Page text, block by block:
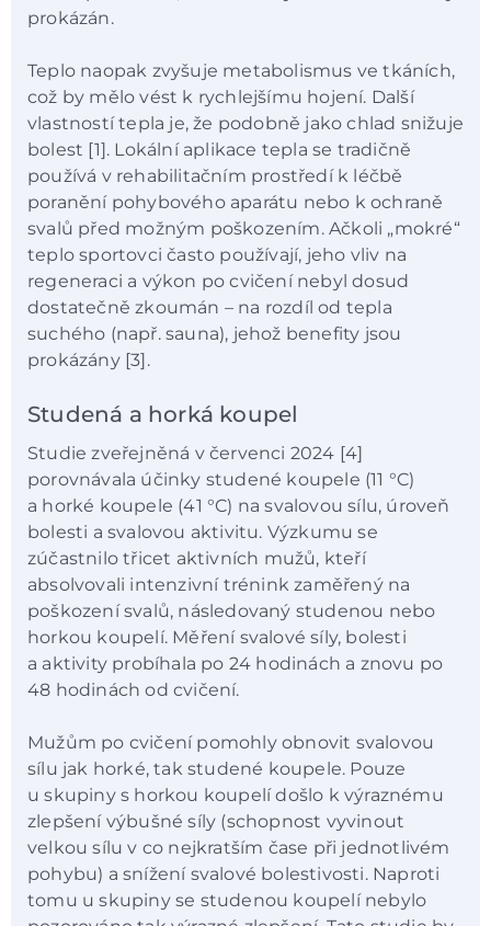
prokázán.
Teplo naopak zvyšuje metabolismus ve tkáních,
což by mělo vést k rychlejšímu hojení. Další
vlastností tepla je, že podobně jako chlad snižuje
bolest [1]. Lokální aplikace tepla se tradičně
používá v rehabilitačním prostředí k léčbě
poranění pohybového aparátu nebo k ochraně
svalů před možným poškozením. Ačkoli „mokré“
teplo sportovci často používají, jeho vliv na
regeneraci a výkon po cvičení nebyl dosud
dostatečně zkoumán – na rozdíl od tepla
suchého (např. sauna), jehož benefity jsou
prokázány [3].
Studená a horká koupel
Studie zveřejněná v červenci 2024 [4]
porovnávala účinky studené koupele (11 °C)
a horké koupele (41 °C) na svalovou sílu, úroveň
bolesti a svalovou aktivitu. Výzkumu se
zúčastnilo třicet aktivních mužů, kteří
absolvovali intenzivní trénink zaměřený na
poškození svalů, následovaný studenou nebo
horkou koupelí. Měření svalové síly, bolesti
a aktivity probíhala po 24 hodinách a znovu po
48 hodinách od cvičení.
Mužům po cvičení pomohly obnovit svalovou
sílu jak horké, tak studené koupele. Pouze
u skupiny s horkou koupelí došlo k výraznému
zlepšení výbušné síly (schopnost vyvinout
velkou sílu v co nejkratším čase při jednotlivém
pohybu) a snížení svalové bolestivosti. Naproti
tomu u skupiny se studenou koupelí nebylo